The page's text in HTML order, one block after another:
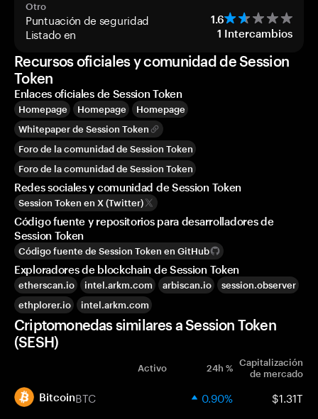
Otro
Puntuación de seguridad 1.6
Listado en 1 Intercambios
Recursos oficiales y comunidad de Session
Token
Enlaces oficiales de Session Token
Homepage Homepage
Homepage
Whitepaper de Session Token
Foro de la comunidad de Session Token
Foro de la comunidad de Session Token
Redes sociales y comunidad de Session Token
Session Token en X (Twitter)
Código fuente y repositorios para desarrolladores de
Session Token
Código fuente de Session Token en GitHub
Exploradores de blockchain de Session Token
etherscan.io intel.arkm.com arbiscan.io
session.observer
ethplorer.io
intel.arkm.com
Criptomonedas similares a Session Token
(SESH)
Activo 24h % Capitalización
de mercado
BitcoinBTC 0.90% $1.31T